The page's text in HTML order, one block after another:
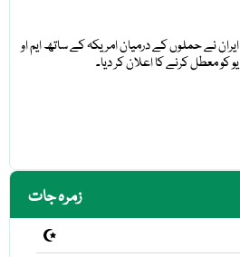
ایران نے حملوں کے درمیان امریکہ کے ساتھ ایم او
یو کو معطل کرنے کا اعلان کر دیا۔
زمرہ جات